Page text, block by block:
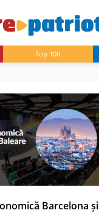
Top 100
Barcelona și